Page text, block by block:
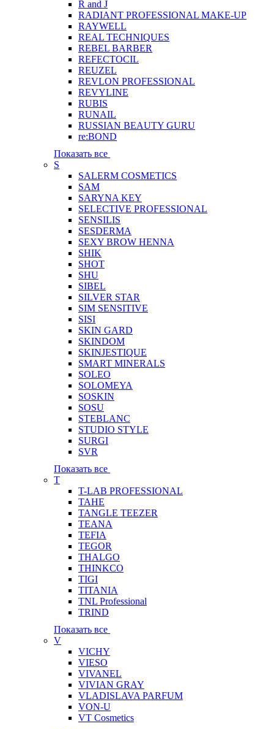
R and J
RADIANT PROFESSIONAL MAKE-UP
RAYWELL
REAL TECHNIQUES
REBEL BARBER
REFECTOCIL
REUZEL
REVLON PROFESSIONAL
REVYLINE
RUBIS
RUNAIL
RUSSIAN BEAUTY GURU
re:BOND
Показать все
S
SALERM COSMETICS
SAM
SARYNA KEY
SELECTIVE PROFESSIONAL
SENSILIS
SESDERMA
SEXY BROW HENNA
SHIK
SHOT
SHU
SIBEL
SILVER STAR
SIM SENSITIVE
SISI
SKIN GARD
SKINDOM
SKINJESTIQUE
SMART MINERALS
SOLEO
SOLOMEYA
SOSKIN
SOSU
STEBLANC
STUDIO STYLE
SURGI
SVR
Показать все
T
T-LAB PROFESSIONAL
TAHE
TANGLE TEEZER
TEANA
TEFIA
TEGOR
THALGO
THINKCO
TIGI
TITANIA
TNL Professional
TRIND
Показать все
V
VICHY
VIESO
VIVANEL
VIVIAN GRAY
VLADISLAVA PARFUM
VON-U
VT Cosmetics